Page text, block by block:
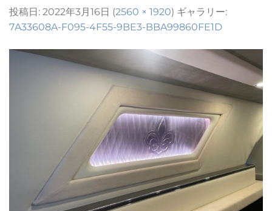
投稿日: 2022年3月16日 (2560 × 1920) ギャラリー:
7A33608A-F095-4F55-9BE3-BBA99860FE1D